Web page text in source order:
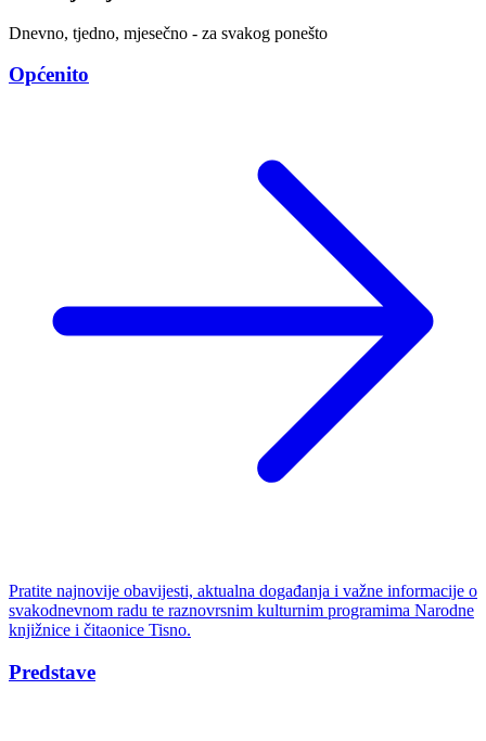
Dnevno, tjedno, mjesečno - za svakog ponešto
Općenito
Pratite najnovije obavijesti, aktualna događanja i važne informacije o
svakodnevnom radu te raznovrsnim kulturnim programima Narodne
knjižnice i čitaonice Tisno.
Predstave